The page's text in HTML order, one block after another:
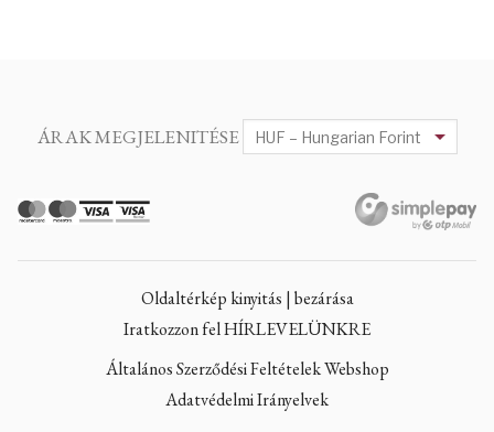
ÁRAK MEGJELENITÉSE
Oldaltérkép kinyitás | bezárása
Iratkozzon fel HÍRLEVELÜNKRE
Általános Szerződési Feltételek Webshop
Adatvédelmi Irányelvek